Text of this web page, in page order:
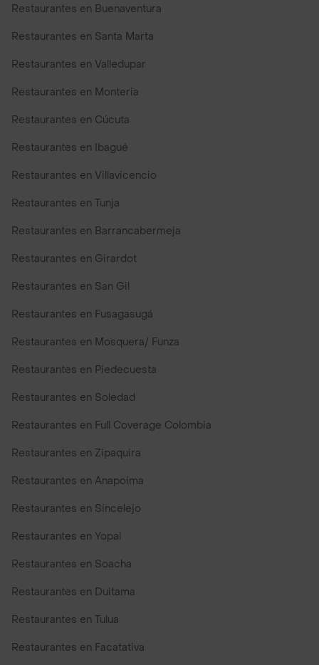
Restaurantes en Buenaventura
Restaurantes en Santa Marta
Restaurantes en Valledupar
Restaurantes en Monteria
Restaurantes en Cúcuta
Restaurantes en Ibagué
Restaurantes en Villavicencio
Restaurantes en Tunja
Restaurantes en Barrancabermeja
Restaurantes en Girardot
Restaurantes en San Gil
Restaurantes en Fusagasugá
Restaurantes en Mosquera/ Funza
Restaurantes en Piedecuesta
Restaurantes en Soledad
Restaurantes en Full Coverage Colombia
Restaurantes en Zipaquira
Restaurantes en Anapoima
Restaurantes en Sincelejo
Restaurantes en Yopal
Restaurantes en Soacha
Restaurantes en Duitama
Restaurantes en Tulua
Restaurantes en Facatativa